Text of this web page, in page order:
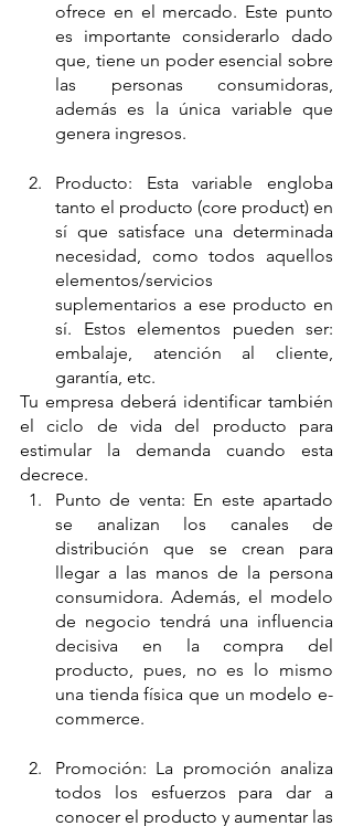
ofrece en el mercado. Este punto
es importante considerarlo dado
que, tiene un poder esencial sobre
las personas consumidoras,
además es la única variable que
genera ingresos.
Producto: Esta variable engloba
tanto el producto (core product) en
sí que satisface una determinada
necesidad, como todos aquellos
elementos/servicios
suplementarios a ese producto en
sí. Estos elementos pueden ser:
embalaje, atención al cliente,
garantía, etc.
Tu empresa deberá identificar también
el ciclo de vida del producto para
estimular la demanda cuando esta
decrece.
Punto de venta: En este apartado
se analizan los canales de
distribución que se crean para
llegar a las manos de la persona
consumidora. Además, el modelo
de negocio tendrá una influencia
decisiva en la compra del
producto, pues, no es lo mismo
una tienda física que un modelo e-
commerce.
Promoción: La promoción analiza
todos los esfuerzos para dar a
conocer el producto y aumentar las